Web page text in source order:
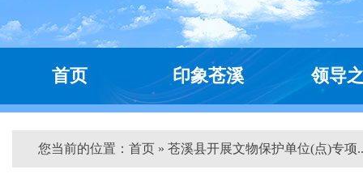
首页 印象苍溪 领导
您当前的位置： 首页 » 苍溪县开展文物保护单位(点)专项